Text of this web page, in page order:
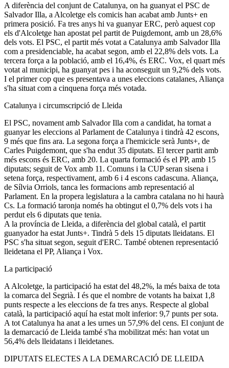
A diferència del conjunt de Catalunya, on ha guanyat el PSC de
Salvador Illa, a Alcoletge els comicis han acabat amb Junts+ en
primera posició. Fa tres anys hi va guanyar ERC, però aquest cop
els d'Alcoletge han apostat pel partit de Puigdemont, amb un 28,6%
dels vots. El PSC, el partit més votat a Catalunya amb Salvador Illa
com a presidenciable, ha acabat segon, amb el 22,8% dels vots. La
tercera força a la població, amb el 16,4%, és ERC. Vox, el quart més
votat al municipi, ha guanyat pes i ha aconseguit un 9,2% dels vots.
I el primer cop que es presentava a unes eleccions catalanes, Aliança
s'ha situat com a cinquena força més votada.
Catalunya i circumscripció de Lleida
El PSC, novament amb Salvador Illa com a candidat, ha tornat a
guanyar les eleccions al Parlament de Catalunya i tindrà 42 escons,
9 més que fins ara. La segona força a l'hemicicle serà Junts+, de
Carles Puigdemont, que s'ha endut 35 diputats. El tercer partit amb
més escons és ERC, amb 20. La quarta formació és el PP, amb 15
diputats; seguit de Vox amb 11. Comuns i la CUP seran sisena i
setena força, respectivament, amb 6 i 4 escons cadascuna. Aliança,
de Sílvia Orriols, tanca les formacions amb representació al
Parlament. En la propera legislatura a la cambra catalana no hi haurà
Cs. La formació taronja només ha obtingut el 0,7% dels vots i ha
perdut els 6 diputats que tenia.
A la província de Lleida, a diferència del global català, el partit
guanyador ha estat Junts+. Tindrà 5 dels 15 diputats lleidatans. El
PSC s'ha situat segon, seguit d'ERC. També obtenen representació
lleidetana el PP, Aliança i Vox.
La participació
A Alcoletge, la participació ha estat del 48,2%, la més baixa de tota
la comarca del Segrià. I és que el nombre de votants ha baixat 1,8
punts respecte a les eleccions de fa tres anys. Respecte al global
català, la participació aquí ha estat molt inferior: 9,7 punts per sota.
A tot Catalunya ha anat a les urnes un 57,9% del cens. El conjunt de
la demarcació de Lleida també s'ha mobilitzat més: han votat un
56,4% dels lleidatans i lleidetanes.
DIPUTATS ELECTES A LA DEMARCACIÓ DE LLEIDA